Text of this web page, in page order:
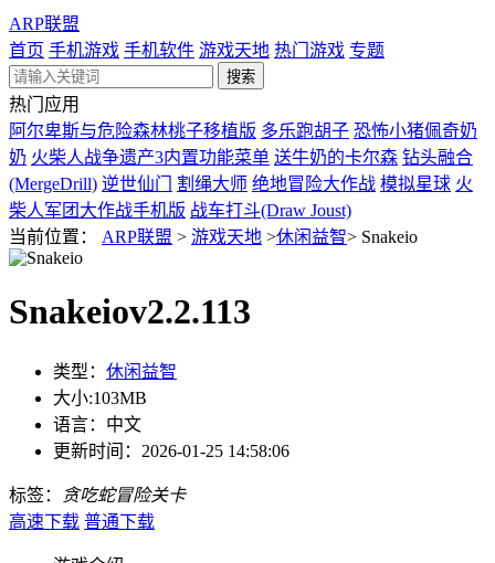
ARP联盟
首页 手机游戏 手机软件 游戏天地 热门游戏 专题
热门应用
阿尔卑斯与危险森林桃子移植版 多乐跑胡子 恐怖小猪佩奇奶
奶 火柴人战争遗产3内置功能菜单 送牛奶的卡尔森 钻头融合
(MergeDrill) 逆世仙门 割绳大师 绝地冒险大作战 模拟星球 火
柴人军团大作战手机版 战车打斗(Draw Joust)
当前位置： ARP联盟 > 游戏天地 >休闲益智> Snakeio
Snakeiov2.2.113
类型： 休闲益智
大小:103MB
语言： 中文
更新时间： 2026-01-25 14:58:06
标签： 贪吃蛇冒险关卡
高速下载 普通下载